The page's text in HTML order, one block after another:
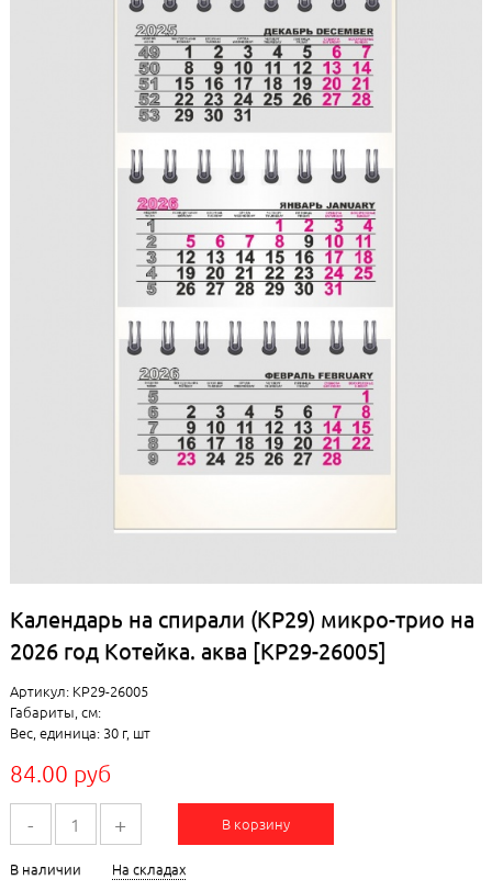
Календарь на спирали (КР29) микро-трио на
2026 год Котейка. аква [КР29-26005]
Артикул: КР29-26005
Габариты, см:
Вес, единица: 30 г, шт
84.00 руб
- + В корзину
В наличии
На складах